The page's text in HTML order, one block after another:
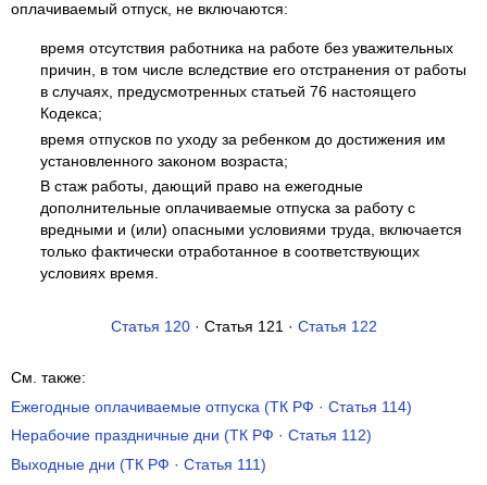
оплачиваемый отпуск, не включаются:
время отсутствия работника на работе без уважительных
причин, в том числе вследствие его отстранения от работы
в случаях, предусмотренных статьей 76 настоящего
Кодекса;
время отпусков по уходу за ребенком до достижения им
установленного законом возраста;
В стаж работы, дающий право на ежегодные
дополнительные оплачиваемые отпуска за работу с
вредными и (или) опасными условиями труда, включается
только фактически отработанное в соответствующих
условиях время.
Статья 120· Статья 121 · Статья 122
См. также:
Ежегодные оплачиваемые отпуска (ТК РФ · Статья 114)
Нерабочие праздничные дни (ТК РФ · Статья 112)
Выходные дни (ТК РФ · Статья 111)